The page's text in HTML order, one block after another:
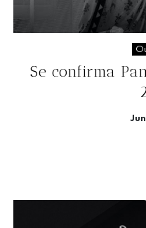
Se confirma